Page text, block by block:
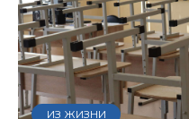
ИЗ ЖИЗНИ